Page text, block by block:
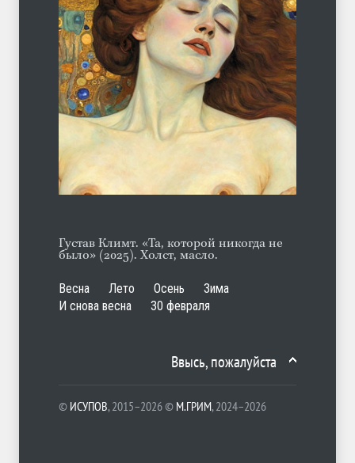
Марципан (из Агнии Барто)
ЛЕТО 31.07.2026
А ещё борода
ЛЕТО 07.08.2026
Густав Климт. «Та, которой никогда не
было» (2025). Холст, масло.
Весна Лето Осень
Зима
И снова весна
30 февраля
Ввысь, пожалуйста
© ИСУПОВ, 2015–2026 © М.ГРИМ, 2024–2026